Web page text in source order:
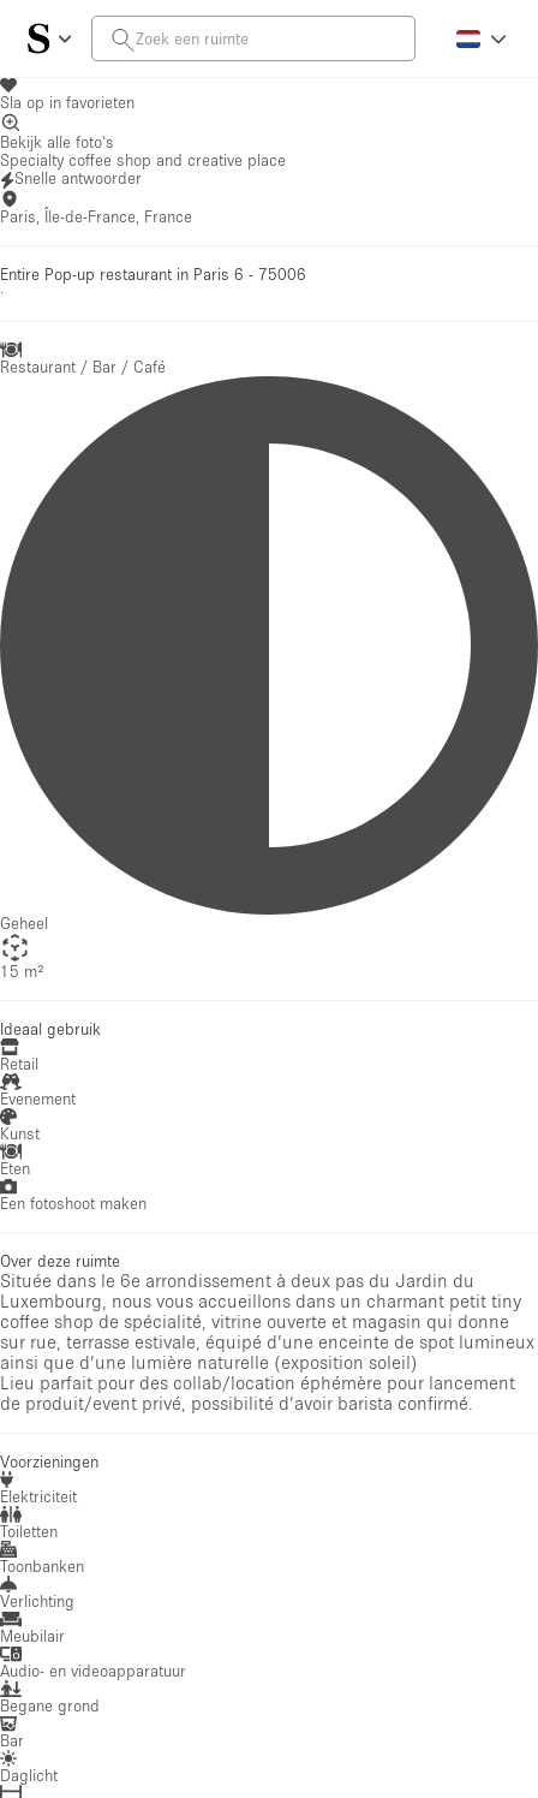
Sla op in favorieten
Bekijk alle foto's
Specialty coffee shop and creative place
Snelle antwoorder
Paris, Île-de-France, France
Entire Pop-up restaurant in Paris 6 - 75006
·
Restaurant / Bar / Café
Geheel
15 m²
Ideaal gebruik
Retail
Evenement
Kunst
Eten
Een fotoshoot maken
Over deze ruimte
Située dans le 6e arrondissement à deux pas du Jardin du
Luxembourg, nous vous accueillons dans un charmant petit tiny
coffee shop de spécialité, vitrine ouverte et magasin qui donne
sur rue, terrasse estivale, équipé d’une enceinte de spot lumineux
ainsi que d’une lumière naturelle (exposition soleil)
Lieu parfait pour des collab/location éphémère pour lancement
de produit/event privé, possibilité d’avoir barista confirmé.
Voorzieningen
Elektriciteit
Toiletten
Toonbanken
Verlichting
Meubilair
Audio- en videoapparatuur
Begane grond
Bar
Daglicht